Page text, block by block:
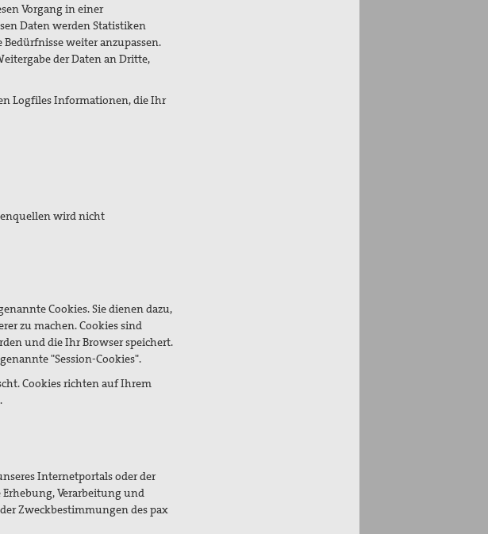
Vorgang in einer
Daten werden Statistiken
weiter anzupassen.
der Daten an Dritte,
Logfiles Informationen, die Ihr
wird nicht
Cookies. Sie dienen dazu,
zu machen. Cookies sind
und die Ihr Browser speichert.
"Session-Cookies".
Cookies richten auf Ihrem
Internetportals oder der
Verarbeitung und
Zweckbestimmungen des pax